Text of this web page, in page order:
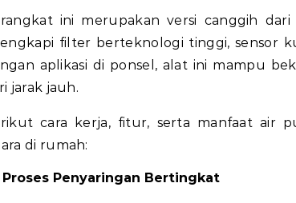
ini merupakan versi canggih
filter berteknologi tinggi, sensor
aplikasi di ponsel, alat ini mampu
jarak jauh.
cara kerja, fitur, serta manfaat air
di rumah:
Proses Penyaringan Bertingkat